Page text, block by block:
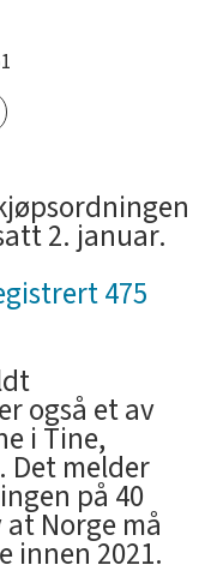
2. januar.
475
også et av
i Tine,
Det melder
på 40
Norge må
innen 2021.